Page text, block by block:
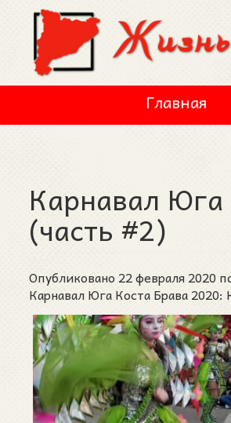
Перейти к основному содержанию
Главная
Карнавал Юга
(часть #2)
Опубликовано 22 февраля 2020
Карнавал Юга Коста Брава 2020: